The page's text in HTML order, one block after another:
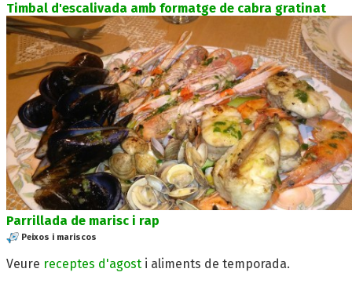
Timbal d'escalivada amb formatge de cabra gratinat
Parrillada de marisc i rap
Peixos i mariscos
Veure receptes d'agost i aliments de temporada.